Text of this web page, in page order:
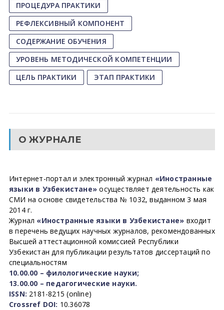
ПРОЦЕДУРА ПРАКТИКИ
РЕФЛЕКСИВНЫЙ КОМПОНЕНТ
СОДЕРЖАНИЕ ОБУЧЕНИЯ
УРОВЕНЬ МЕТОДИЧЕСКОЙ КОМПЕТЕНЦИИ
ЦЕЛЬ ПРАКТИКИ
ЭТАП ПРАКТИКИ
О ЖУРНАЛЕ
Интернет-портал и электронный журнал «Иностранные
языки в Узбекистане» осуществляет деятельность как
СМИ на основе свидетельства № 1032, выданном 3 мая
2014 г.
Журнал «Иностранные языки в Узбекистане» входит
в перечень ведущих научных журналов, рекомендованных
Высшей аттестационной комиссией Республики
Узбекистан для публикации результатов диссертаций по
специальностям
10.00.00 – филологические науки;
13.00.00 – педагогические науки.
ISSN: 2181-8215 (online)
Crossref DOI: 10.36078